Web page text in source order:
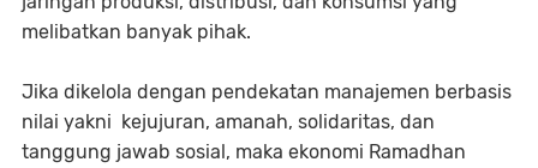
melibatkan banyak pihak.
Jika dikelola dengan pendekatan manajemen berbasis
nilai yakni kejujuran, amanah, solidaritas, dan
tanggung jawab sosial, maka ekonomi Ramadhan